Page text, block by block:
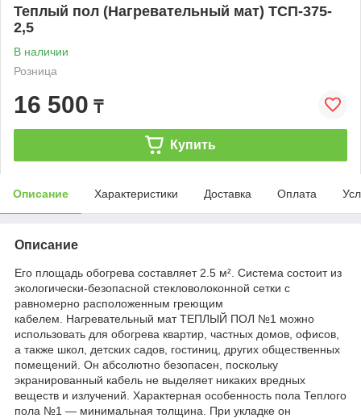
Теплый пол (Нагревательный мат) ТСП-375-
2,5
В наличии
Розница
16 500 ₸
Купить
Описание Характеристики Доставка Оплата
Описание
Его площадь обогрева составляет 2.5 м². Система состоит из
экологически-безопасной стекловолоконной сетки с
равномерно расположенным греющим
кабелем. Нагревательный мат ТЕПЛЫЙ ПОЛ №1 можно
использовать для обогрева квартир, частных домов, офисов,
а также школ, детских садов, гостиниц, других общественных
помещений. Он абсолютно безопасен, поскольку
экранированный кабель не выделяет никаких вредных
веществ и излучений. Характерная особенность пола Теплого
пола №1 ― минимальная толщина. При укладке он